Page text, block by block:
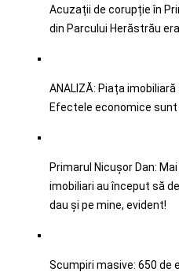
Acuzații de corupție în
din Parcului Herăstrău
ANALIZĂ: Piața
Efectele economice
Primarul Nicușor Dan:
imobiliari au început să
dau şi pe mine, evident!
Scumpiri masive: 650 de